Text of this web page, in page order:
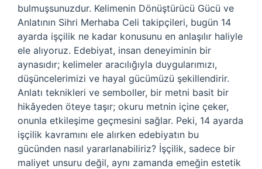
bulmuşsunuzdur. Kelimenin Dönüştürücü Gücü ve
Anlatının Sihri Merhaba Celi takipçileri, bugün 14
ayarda işçilik ne kadar konusunu en anlaşılır haliyle
ele alıyoruz. Edebiyat, insan deneyiminin bir
aynasıdır; kelimeler aracılığıyla duygularımızı,
düşüncelerimizi ve hayal gücümüzü şekillendirir.
Anlatı teknikleri ve semboller, bir metni basit bir
hikâyeden öteye taşır; okuru metnin içine çeker,
onunla etkileşime geçmesini sağlar. Peki, 14 ayarda
işçilik kavramını ele alırken edebiyatın bu
gücünden nasıl yararlanabiliriz? İşçilik, sadece bir
maliyet unsuru değil, aynı zamanda emeğin estetik